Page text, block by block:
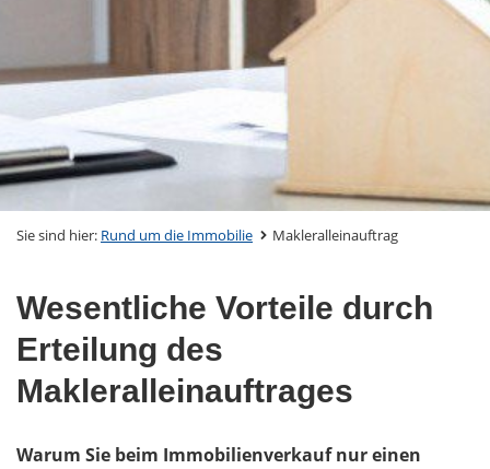
Sie sind hier: Rund um die Immobilie Makleralleinauftrag
Wesentliche Vorteile durch
Erteilung des
Makleralleinauftrages
Warum Sie beim Immobilienverkauf nur einen